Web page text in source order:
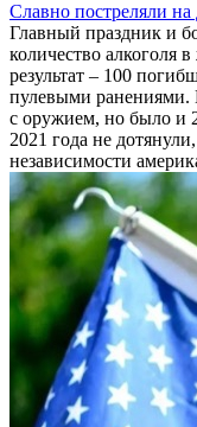
Славно постреляли
Главный праздник и
количество алкоголя
результат – 100
пулевыми ранениями.
с оружием, но было и
2021 года не
независимости